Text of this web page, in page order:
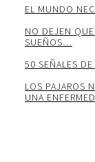
EL MUNDO
NO DEJEN
SUEÑOS…
50 SEÑALES
LOS PAJAROS
UNA